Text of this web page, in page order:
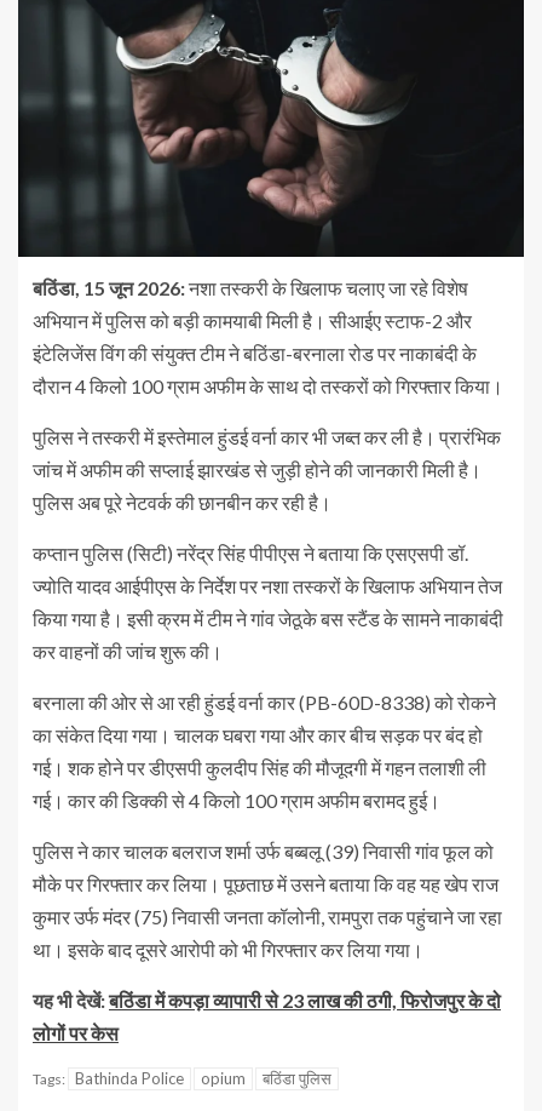
बठिंडा, 15 जून 2026:नशा तस्करी के खिलाफ चलाए जा रहे विशेष
अभियान में पुलिस को बड़ी कामयाबी मिली है। सीआईए स्टाफ-2 और
इंटेलिजेंस विंग की संयुक्त टीम ने बठिंडा-बरनाला रोड पर नाकाबंदी के
दौरान 4 किलो 100 ग्राम अफीम के साथ दो तस्करों को गिरफ्तार किया।
पुलिस ने तस्करी में इस्तेमाल हुंडई वर्ना कार भी जब्त कर ली है। प्रारंभिक
जांच में अफीम की सप्लाई झारखंड से जुड़ी होने की जानकारी मिली है।
पुलिस अब पूरे नेटवर्क की छानबीन कर रही है।
कप्तान पुलिस (सिटी) नरेंद्र सिंह पीपीएस ने बताया कि एसएसपी डॉ.
ज्योति यादव आईपीएस के निर्देश पर नशा तस्करों के खिलाफ अभियान तेज
किया गया है। इसी क्रम में टीम ने गांव जेठूके बस स्टैंड के सामने नाकाबंदी
कर वाहनों की जांच शुरू की।
बरनाला की ओर से आ रही हुंडई वर्ना कार (PB-60D-8338) को रोकने
का संकेत दिया गया। चालक घबरा गया और कार बीच सड़क पर बंद हो
गई। शक होने पर डीएसपी कुलदीप सिंह की मौजूदगी में गहन तलाशी ली
गई। कार की डिक्की से 4 किलो 100 ग्राम अफीम बरामद हुई।
पुलिस ने कार चालक बलराज शर्मा उर्फ बब्बलू (39) निवासी गांव फूल को
मौके पर गिरफ्तार कर लिया। पूछताछ में उसने बताया कि वह यह खेप राज
कुमार उर्फ मंदर (75) निवासी जनता कॉलोनी, रामपुरा तक पहुंचाने जा रहा
था। इसके बाद दूसरे आरोपी को भी गिरफ्तार कर लिया गया।
यह भी देखें:बठिंडा में कपड़ा व्यापारी से 23 लाख की ठगी, फिरोजपुर के दो
लोगों पर केस
Tags: Bathinda Police opium बठिंडा पुलिस